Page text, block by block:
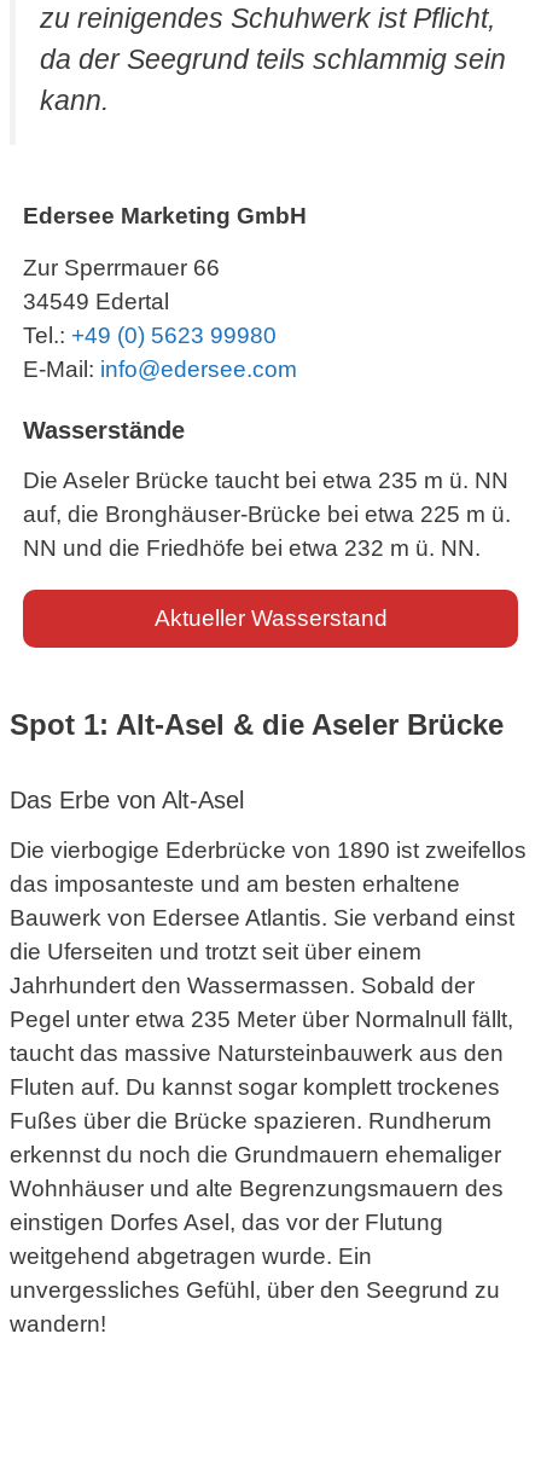
zu reinigendes Schuhwerk ist Pflicht,
da der Seegrund teils schlammig sein
kann.
Edersee Marketing GmbH
Zur Sperrmauer 66
34549 Edertal
Tel.: +49 (0) 5623 99980
E-Mail: info@edersee.com
Wasserstände
Die Aseler Brücke taucht bei etwa 235 m ü. NN
auf, die Bronghäuser-Brücke bei etwa 225 m ü.
NN und die Friedhöfe bei etwa 232 m ü. NN.
Aktueller Wasserstand
Spot 1: Alt-Asel & die Aseler Brücke
Das Erbe von Alt-Asel
Die vierbogige Ederbrücke von 1890 ist zweifellos
das imposanteste und am besten erhaltene
Bauwerk von Edersee Atlantis. Sie verband einst
die Uferseiten und trotzt seit über einem
Jahrhundert den Wassermassen. Sobald der
Pegel unter etwa 235 Meter über Normalnull fällt,
taucht das massive Natursteinbauwerk aus den
Fluten auf. Du kannst sogar komplett trockenes
Fußes über die Brücke spazieren. Rundherum
erkennst du noch die Grundmauern ehemaliger
Wohnhäuser und alte Begrenzungsmauern des
einstigen Dorfes Asel, das vor der Flutung
weitgehend abgetragen wurde. Ein
unvergessliches Gefühl, über den Seegrund zu
wandern!